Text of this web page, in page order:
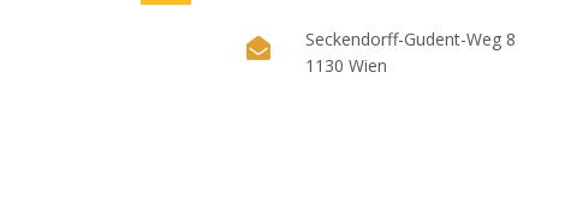
Seckendorff-Gudent-Weg 8
1130 Wien